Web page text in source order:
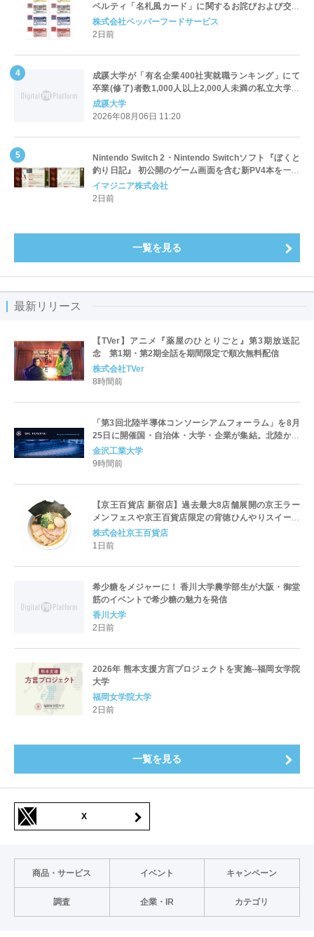
ベルティ「名札風カード」に関するお詫びおよび交換
対応についてのご案内
株式会社ペッパーフードサービス
2日前
成蹊大学が「有名企業400社実就職ランキング」にて
卒業(修了)者数1,000人以上2,000人未満の私立大学で
全国第1位を獲得！～実就職率は26.5%（前年比＋
4.3pt）に伸長、東京の私立大学でも10位にランクイン
成蹊大学
2026年08月06日 11:20
Nintendo Switch 2・Nintendo Switchソフト『ぼくと
釣り日記』 初公開のゲーム画面を含む新PV4本を一挙
公開！
イマジニア株式会社
2日前
一覧を見る
最新リリース
【TVer】アニメ『薬屋のひとりごと』第3期放送記
念 第1期・第2期全話を期間限定で順次無料配信
株式会社TVer
8時間前
「第3回北陸半導体コンソーシアムフォーラム」を8月
25日に開催国・自治体・大学・企業が集結。北陸から
世界に向けた半導体産業の発展とエコシステム形成を
議論
金沢工業大学
9時間前
【京王百貨店 新宿店】過去最大8店舗展開の京王ラー
メンフェスや京王百貨店限定の背徳ひんやりスイーツ
など、実演グルメが充実 過去最長21日間、計90店舗
出店の 「大北海道展」
株式会社京王百貨店
1日前
希少糖をメジャーに！ 香川大学農学部生が大阪・御堂
筋のイベントで希少糖の魅力を発信
香川大学
2日前
2026年 熊本支援方言プロジェクトを実施--福岡女学院
大学
福岡女学院大学
2日前
一覧を見る
X
商品・サービス イベント キャンペーン
調査 企業・IR カテゴリ